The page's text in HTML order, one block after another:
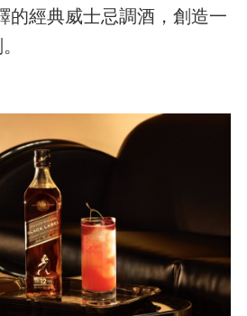
的經典威士忌調酒，創造一